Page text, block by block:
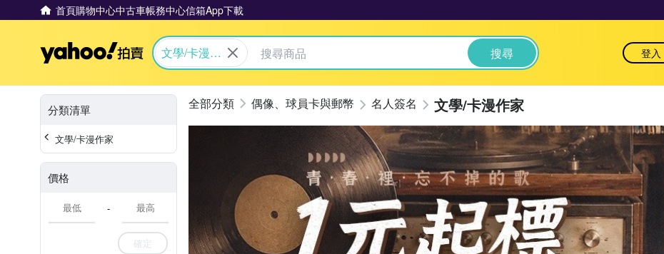
首頁購物中心中古車帳務中心信箱App下載
Yahoo拍賣
文學/卡漫作
搜尋 登入
分類清單
文學/卡漫作家
價格
-
確定
偶像、球員卡與郵幣 名人簽名 文學/卡漫作家